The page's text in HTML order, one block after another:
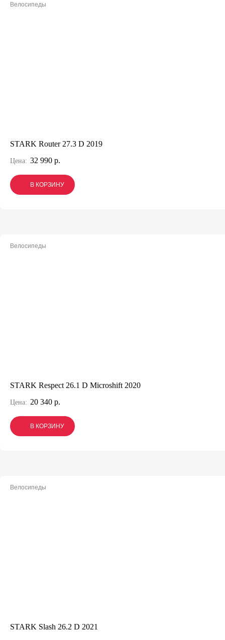
Велосипеды
STARK Router 27.3 D 2019
Цена: 32 990 р.
В КОРЗИНУ
В КОРЗИНУ
В КОРЗИНУ
Велосипеды
STARK Respect 26.1 D Microshift 2020
Цена: 20 340 р.
В КОРЗИНУ
В КОРЗИНУ
В КОРЗИНУ
Велосипеды
STARK Slash 26.2 D 2021